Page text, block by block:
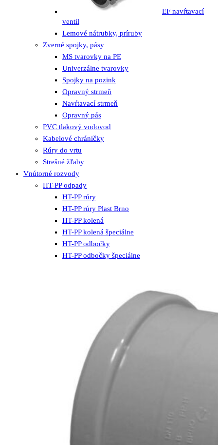
EF navŕtavací
ventil
Lemové nátrubky, príruby
Zverné spojky, pásy
MS tvarovky na PE
Univerzálne tvarovky
Spojky na pozink
Opravný strmeň
Navŕtavací strmeň
Opravný pás
PVC tlakový vodovod
Kabelové chráničky
Rúry do vrtu
Strešné žľaby
Vnútorné rozvody
HT-PP odpady
HT-PP rúry
HT-PP rúry Plast Brno
HT-PP kolená
HT-PP kolená špeciálne
HT-PP odbočky
HT-PP odbočky špeciálne